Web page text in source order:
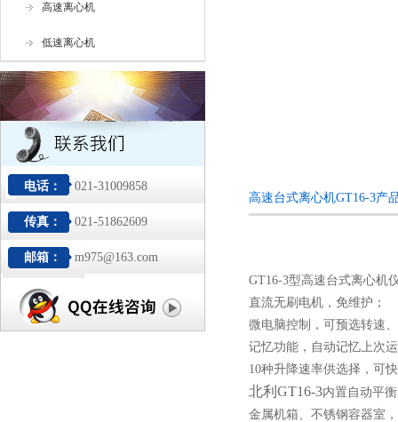
高速离心机
低速离心机
电话： 021-31009858
传真： 021-51862609
邮箱： m975@163.com
高速台式离心机GT16-3产
GT16-3型高速台式离心机
直流无刷电机，免维护；
微电脑控制，可预选转速
记忆功能，自动记忆上次
10种升降速率供选择，可
北利GT16-3内置自动平
金属机箱、不锈钢容器室